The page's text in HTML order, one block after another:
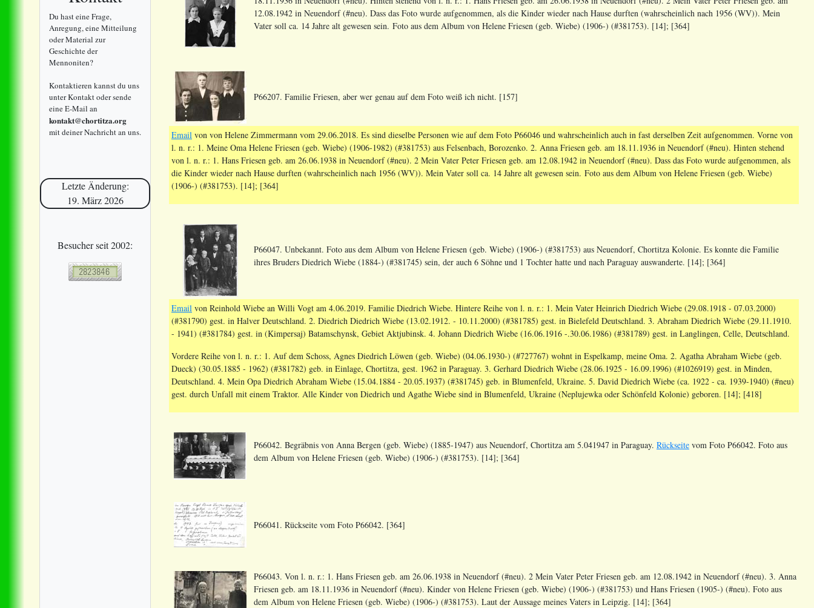
Du hast eine Frage,
Anregung, eine Mitteilung
oder Material zur
Geschichte der
Mennoniten?
Kontaktieren kannst du uns
unter Kontakt oder sende
eine E-Mail an
kontakt@chortitza.org
mit deiner Nachricht an uns.
Letzte Änderung:
19. März 2026
Besucher seit 2002:
12.08.1942 in Neuendorf (#neu). Dass das Foto wurde aufgenommen, als die Kinder wieder nach Hause durften (wahrscheinlich nach 1956 (WV)). Mein
Vater soll ca. 14 Jahre alt gewesen sein. Foto aus dem Album von Helene Friesen (geb. Wiebe) (1906-) (#381753). [14]; [364]
P66207. Familie Friesen, aber wer genau auf dem Foto weiß ich nicht. [157]
Email von von Helene Zimmermann vom 29.06.2018. Es sind dieselbe Personen wie auf dem Foto P66046 und wahrscheinlich auch in fast derselben Zeit aufgenommen. Vorne von
l. n. r.: 1. Meine Oma Helene Friesen (geb. Wiebe) (1906-1982) (#381753) aus Felsenbach, Borozenko. 2. Anna Friesen geb. am 18.11.1936 in Neuendorf (#neu). Hinten stehend
von l. n. r.: 1. Hans Friesen geb. am 26.06.1938 in Neuendorf (#neu). 2 Mein Vater Peter Friesen geb. am 12.08.1942 in Neuendorf (#neu). Dass das Foto wurde aufgenommen, als
die Kinder wieder nach Hause durften (wahrscheinlich nach 1956 (WV)). Mein Vater soll ca. 14 Jahre alt gewesen sein. Foto aus dem Album von Helene Friesen (geb. Wiebe)
(1906-) (#381753). [14]; [364]
P66047. Unbekannt. Foto aus dem Album von Helene Friesen (geb. Wiebe) (1906-) (#381753) aus Neuendorf, Chortitza Kolonie. Es konnte die Familie
ihres Bruders Diedrich Wiebe (1884-) (#381745) sein, der auch 6 Söhne und 1 Tochter hatte und nach Paraguay auswanderte. [14]; [364]
Email von Reinhold Wiebe an Willi Vogt am 4.06.2019. Familie Diedrich Wiebe. Hintere Reihe von l. n. r.: 1. Mein Vater Heinrich Diedrich Wiebe (29.08.1918 - 07.03.2000)
(#381790) gest. in Halver Deutschland. 2. Diedrich Diedrich Wiebe (13.02.1912. - 10.11.2000) (#381785) gest. in Bielefeld Deutschland. 3. Abraham Diedrich Wiebe (29.11.1910.
- 1941) (#381784) gest. in (Kimpersaj) Batamschynsk, Gebiet Aktjubinsk. 4. Johann Diedrich Wiebe (16.06.1916 -.30.06.1986) (#381789) gest. in Langlingen, Celle, Deutschland.
Vordere Reihe von l. n. r.: 1. Auf dem Schoss, Agnes Diedrich Löwen (geb. Wiebe) (04.06.1930-) (#727767) wohnt in Espelkamp, meine Oma. 2. Agatha Abraham Wiebe (geb.
Dueck) (30.05.1885 - 1962) (#381782) geb. in Einlage, Chortitza, gest. 1962 in Paraguay. 3. Gerhard Diedrich Wiebe (28.06.1925 - 16.09.1996) (#1026919) gest. in Minden,
Deutschland. 4. Mein Opa Diedrich Abraham Wiebe (15.04.1884 - 20.05.1937) (#381745) geb. in Blumenfeld, Ukraine. 5. David Diedrich Wiebe (ca. 1922 - ca. 1939-1940) (#neu)
gest. durch Unfall mit einem Traktor. Alle Kinder von Diedrich und Agathe Wiebe sind in Blumenfeld, Ukraine (Neplujewka oder Schönfeld Kolonie) geboren. [14]; [418]
P66042. Begräbnis von Anna Bergen (geb. Wiebe) (1885-1947) aus Neuendorf, Chortitza am 5.041947 in Paraguay. Rückseite vom Foto P66042. Foto aus
dem Album von Helene Friesen (geb. Wiebe) (1906-) (#381753). [14]; [364]
P66041. Rückseite vom Foto P66042. [364]
P66043. Von l. n. r.: 1. Hans Friesen geb. am 26.06.1938 in Neuendorf (#neu). 2 Mein Vater Peter Friesen geb. am 12.08.1942 in Neuendorf (#neu). 3. Anna
Friesen geb. am 18.11.1936 in Neuendorf (#neu). Kinder von Helene Friesen (geb. Wiebe) (1906-) (#381753) und Hans Friesen (1905-) (#neu). Foto aus
dem Album von Helene Friesen (geb. Wiebe) (1906-) (#381753). Laut der Aussage meines Vaters in Leipzig. [14]; [364]